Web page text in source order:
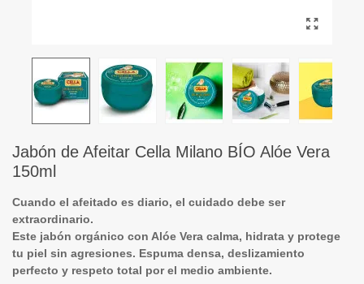
Jabón de Afeitar Cella Milano BÍO Alóe Vera
150ml
Cuando el afeitado es diario, el cuidado debe ser
extraordinario.
Este jabón orgánico con Alóe Vera calma, hidrata y protege
tu piel sin agresiones. Espuma densa, deslizamiento
perfecto y respeto total por el medio ambiente.